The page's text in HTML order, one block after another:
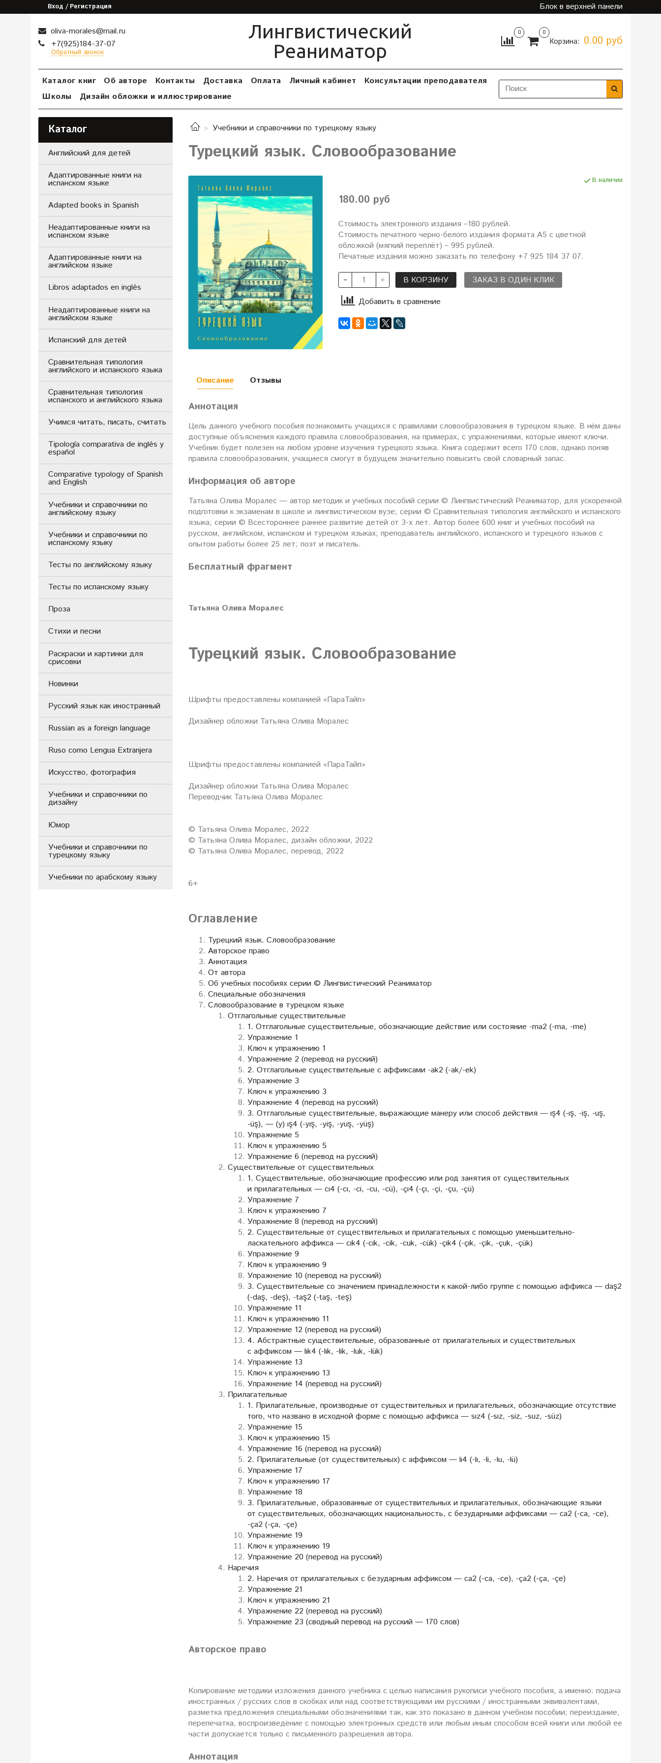
Вход / Регистрация Блок в верхней панели
oliva-morales@mail.ru
+7(925)184-37-07
Обратный звонок
Лингвистический
Реаниматор
0 0
Корзина: 0.00 руб
Каталог книг Об авторе Контакты Доставка Оплата Личный кабинет
Консультации преподавателя
Школы
Дизайн обложки и иллюстрирование
Учебники и справочники по турецкому языку
Турецкий язык. Словообразование
В наличии
180.00 руб
Стоимость электронного издания –180 рублей.
Стоимость печатного черно-белого издания формата А5 с цветной
обложкой (мягкий переплёт) – 995 рублей.
Печатные издания можно заказать по телефону +7 925 184 37 07.
В КОРЗИНУ
ЗАКАЗ В ОДИН КЛИК
Добавить в сравнение
Описание
Аннотация
Цель данного учебного пособия познакомить учащихся с правилами словообразования в турецком языке. В нём даны
доступные объяснения каждого правила словообразования, на примерах, с упражнениями, которые имеют ключи.
Учебник будет полезен на любом уровне изучения турецкого языка. Книга содержит всего 170 слов, однако поняв
правила словообразования, учащиеся смогут в будущем значительно повысить свой словарный запас.
Информация об авторе
Татьяна Олива Моралес — автор методик и учебных пособий серии © Лингвистический Реаниматор, для ускоренной
подготовки к экзаменам в школе и лингвистическом вузе; серии © Сравнительная типология английского и испанского
языка; серии © Всестороннее раннее развитие детей от 3-х лет. Автор более 600 книг и учебных пособий на
русском, английском, испанском и турецком языках; преподаватель английского, испанского и турецкого языков c
опытом работы более 25 лет; поэт и писатель.
Бесплатный фрагмент
Татьяна Олива Моралес
Турецкий язык. Словообразование
Шрифты предоставлены компанией «ПараТайп»
Дизайнер обложки Татьяна Олива Моралес
Шрифты предоставлены компанией «ПараТайп»
Дизайнер обложки Татьяна Олива Моралес
Переводчик Татьяна Олива Моралес
© Татьяна Олива Моралес, 2022
© Татьяна Олива Моралес, дизайн обложки, 2022
© Татьяна Олива Моралес, перевод, 2022
6+
Оглавление
Турецкий язык. Словообразование
Авторское право
Аннотация
От автора
Об учебных пособиях серии © Лингвистический Реаниматор
Специальные обозначения
Словообразование в турецком языке
Отглагольные существительные
1. Отглагольные существительные, обозначающие действие или состояние -ma2 (-ma, -me)
Упражнение 1
Ключ к упражнению 1
Упражнение 2 (перевод на русский)
2. Отглагольные существительные с аффиксами -ak2 (-ak/-ek)
Упражнение 3
Ключ к упражнению 3
Упражнение 4 (перевод на русский)
3. Отглагольные существительные, выражающие манеру или способ действия — ış4 (-ış, -iş, -uş,
-üş), — (y) ış4 (-yış, -yiş, -yuş, -yüş)
Упражнение 5
Ключ к упражнению 5
Упражнение 6 (перевод на русский)
Существительные от существительных
1. Существительные, обозначающие профессию или род занятия от существительных
и прилагательных — cı4 (-cı, -ci, -cu, -cü), -çı4 (-çı, -çi, -çu, -çü)
Упражнение 7
Ключ к упражнению 7
Упражнение 8 (перевод на русский)
2. Существительные от существительных и прилагательных с помощью уменьшительно-
ласкательного аффикса — cık4 (-cık, -cik, -cuk, -cük) -çık4 (-çık, -çik, -çuk, -çük)
Упражнение 9
Ключ к упражнению 9
Упражнение 10 (перевод на русский)
3. Существительные со значением принадлежности к какой-либо группе с помощью аффикса — daş2
(-daş, -deş), -taş2 (-taş, -teş)
Упражнение 11
Ключ к упражнению 11
Упражнение 12 (перевод на русский)
4. Абстрактные существительные, образованные от прилагательных и существительных
с аффиксом — lık4 (-lık, -lik, -luk, -lük)
Упражнение 13
Ключ к упражнению 13
Упражнение 14 (перевод на русский)
Прилагательные
1. Прилагательные, производные от существительных и прилагательных, обозначающие отсутствие
того, что названо в исходной форме с помощью аффикса — sız4 (-sız, -siz, -suz, -süz)
Упражнение 15
Ключ к упражнению 15
Упражнение 16 (перевод на русский)
2. Прилагательные (от существительных) с аффиксом — lı4 (-lı, -li, -lu, -lü)
Упражнение 17
Ключ к упражнению 17
Упражнение 18
3. Прилагательные, образованные от существительных и прилагательных, обозначающие языки
от существительных, обозначающих национальность, с безударными аффиксами — ca2 (-ca, -ce),
-ça2 (-ça, -çe)
Упражнение 19
Ключ к упражнению 19
Упражнение 20 (перевод на русский)
Наречия
2. Наречия от прилагательных с безударным аффиксом — ca2 (-ca, -ce), -ça2 (-ça, -çe)
Упражнение 21
Ключ к упражнению 21
Упражнение 22 (перевод на русский)
Упражнение 23 (сводный перевод на русский — 170 слов)
Авторское право
Копирование методики изложения данного учебника с целью написания рукописи учебного пособия, а именно: подача
иностранных / русских слов в скобках или над соответствующими им русскими / иностранными эквивалентами,
разметка предложения специальными обозначениями так, как это показано в данном учебном пособии; переиздание,
перепечатка, воспроизведение с помощью электронных средств или любым иным способом всей книги или любой ее
части допускается только с письменного разрешения автора.
Аннотация
Отзывы
Каталог
Английский для детей
Адаптированные книги на
испанском языке
Adapted books in Spanish
Неадаптированные книги на
испанском языке
Адаптированные книги на
английском языке
Libros adaptados en inglés
Неадаптированные книги на
английском языке
Испанский для детей
Сравнительная типология
английского и испанского языка
Сравнительная типология
испанского и английского языка
Учимся читать, писать, считать
Tipología comparativa de inglés y
español
Comparative typology of Spanish
and English
Учебники и справочники по
английскому языку
Учебники и справочники по
испанскому языку
Тесты по английскому языку
Тесты по испанскому языку
Проза
Стихи и песни
Раскраски и картинки для
срисовки
Новинки
Русский язык как иностранный
Russian as a foreign language
Ruso como Lengua Extranjera
Искусство, фотография
Учебники и справочники по
дизайну
Юмор
Учебники и справочники по
турецкому языку
Учебники по арабскому языку